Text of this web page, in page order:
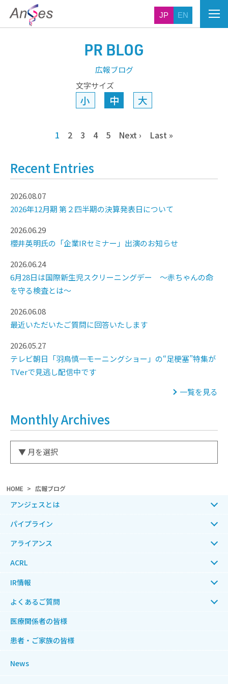
JP EN
HOME 広報ブログ
PR BLOG
広報ブログ
文字サイズ
小 中 大
1 2 3 4 5 Next › Last »
Recent Entries
2026.08.07
2026年12月期 第２四半期の決算発表日について
2026.06.29
櫻井英明氏の「企業IRセミナー」出演のお知らせ
2026.06.24
6月28日は国際新生児スクリーニングデー ～赤ちゃんの命
を守る検査とは～
2026.06.08
最近いただいたご質問に回答いたします
2026.05.27
テレビ朝日「羽鳥慎一モーニングショー」の“足梗塞”特集が
TVerで見逃し配信中です
一覧を見る
Monthly Archives
アンジェスとは
パイプライン
アライアンス
ACRL
IR情報
よくあるご質問
医療関係者の皆様
患者・ご家族の皆様
News